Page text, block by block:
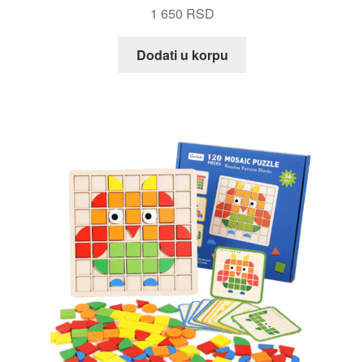
1 650 RSD
Dodati u korpu